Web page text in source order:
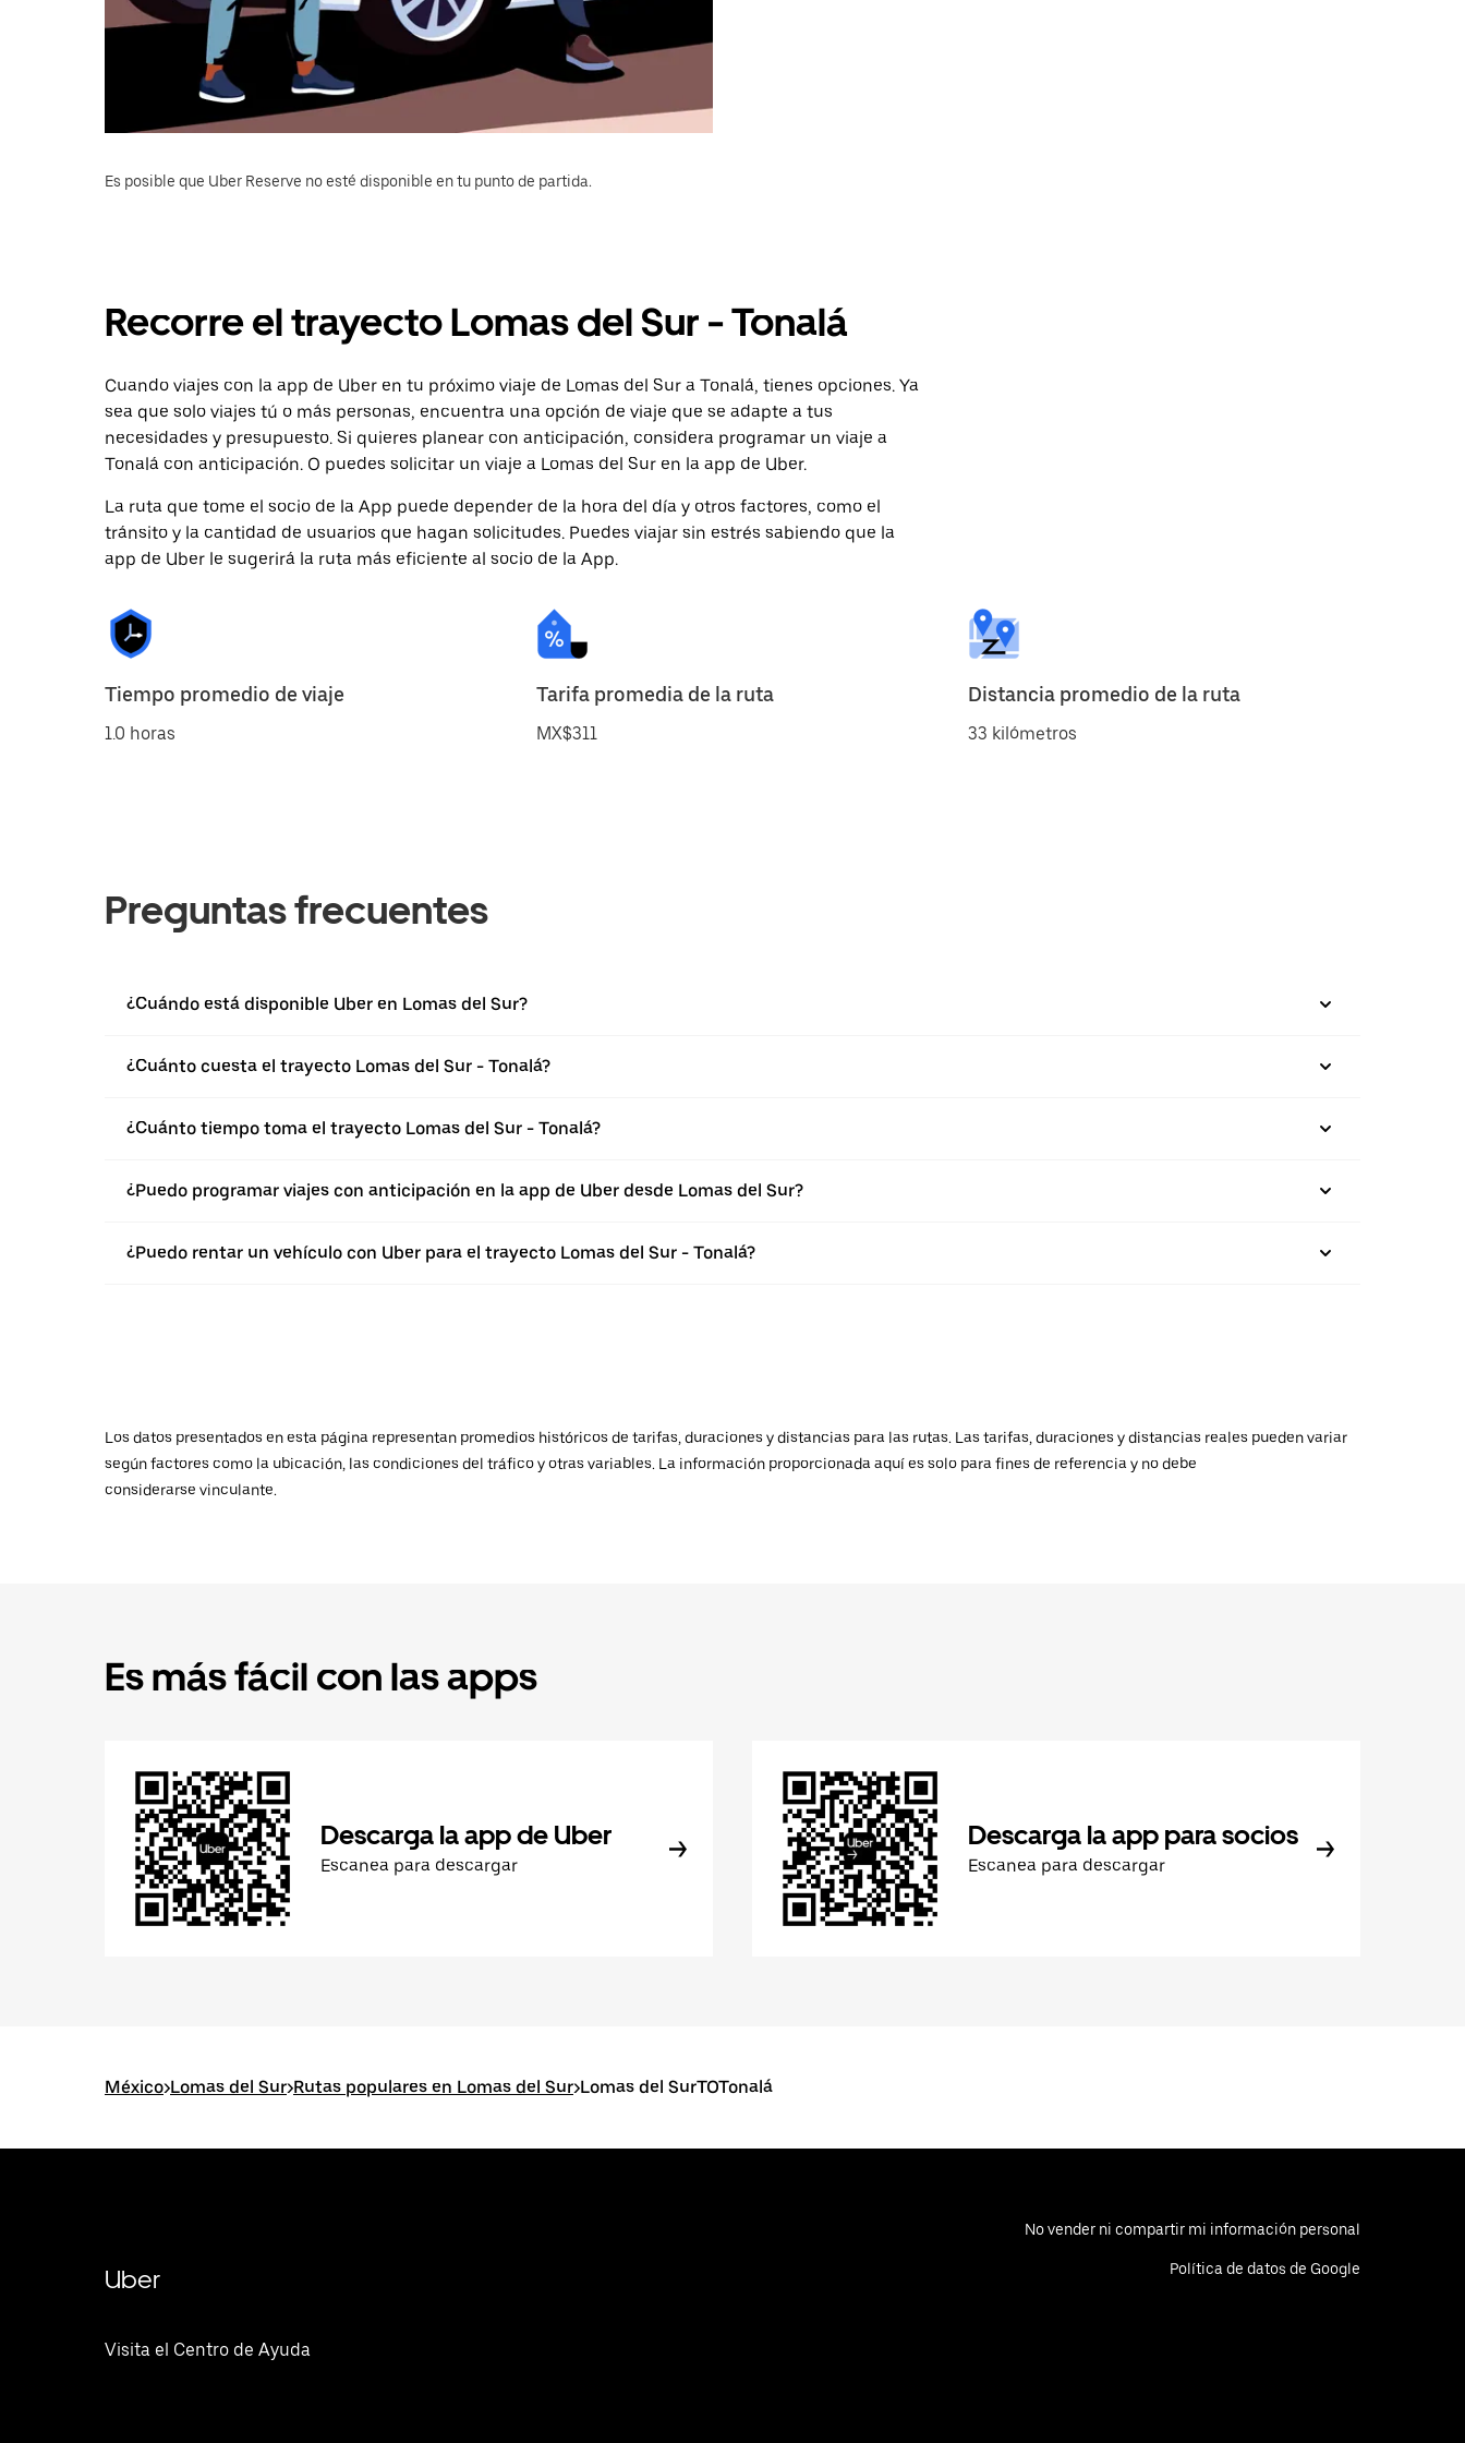
Es posible que Uber Reserve no esté disponible en tu punto de partida.
Recorre el trayecto Lomas del Sur - Tonalá
Cuando viajes con la app de Uber en tu próximo viaje de Lomas del Sur a Tonalá, tienes opciones. Ya
sea que solo viajes tú o más personas, encuentra una opción de viaje que se adapte a tus
necesidades y presupuesto. Si quieres planear con anticipación, considera programar un viaje a
Tonalá con anticipación. O puedes solicitar un viaje a Lomas del Sur en la app de Uber.
La ruta que tome el socio de la App puede depender de la hora del día y otros factores, como el
tránsito y la cantidad de usuarios que hagan solicitudes. Puedes viajar sin estrés sabiendo que la
app de Uber le sugerirá la ruta más eficiente al socio de la App.
Tiempo promedio de viaje
1.0 horas
Tarifa promedia de la ruta
MX$311
Distancia promedio de la ruta
33 kilómetros
Preguntas frecuentes
¿Cuándo está disponible Uber en Lomas del Sur?
¿Cuánto cuesta el trayecto Lomas del Sur - Tonalá?
¿Cuánto tiempo toma el trayecto Lomas del Sur - Tonalá?
¿Puedo programar viajes con anticipación en la app de Uber desde Lomas del Sur?
¿Puedo rentar un vehículo con Uber para el trayecto Lomas del Sur - Tonalá?
Los datos presentados en esta página representan promedios históricos de tarifas, duraciones y distancias para las rutas. Las tarifas, duraciones y distancias reales pueden variar
según factores como la ubicación, las condiciones del tráfico y otras variables. La información proporcionada aquí es solo para fines de referencia y no debe
considerarse vinculante.
Es más fácil con las apps
Descarga la app de Uber
Escanea para descargar
Descarga la app para socios
Escanea para descargar
México>Lomas del Sur>Rutas populares en Lomas del Sur>Lomas del SurTOTonalá
Uber
Visita el Centro de Ayuda
No vender ni compartir mi información personal
Política de datos de Google